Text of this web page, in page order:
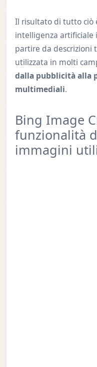
Il risultato di tutto ciò
intelligenza artificiale
partire da descrizioni
utilizzata in molti
dalla pubblicità alla
multimediali.
Bing Image
funzionalità
immagini